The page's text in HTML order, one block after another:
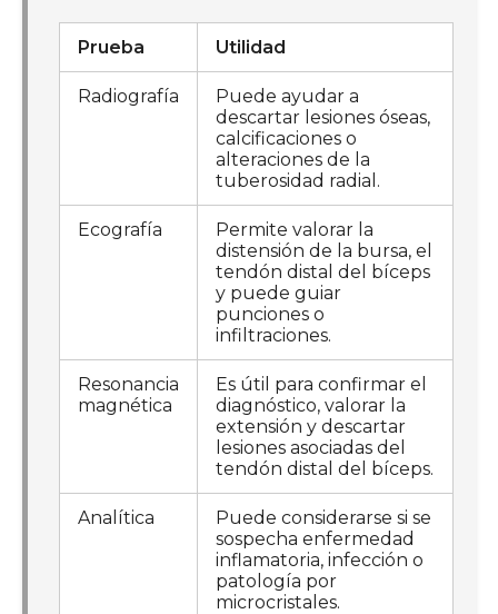
Prueba Utilidad
Radiografía
Puede ayudar a
descartar lesiones óseas,
calcificaciones o
alteraciones de la
tuberosidad radial.
Ecografía
Permite valorar la
distensión de la bursa, el
tendón distal del bíceps
y puede guiar
punciones o
infiltraciones.
Resonancia
magnética
Es útil para confirmar el
diagnóstico, valorar la
extensión y descartar
lesiones asociadas del
tendón distal del bíceps.
Analítica
Puede considerarse si se
sospecha enfermedad
inflamatoria, infección o
patología por
microcristales.